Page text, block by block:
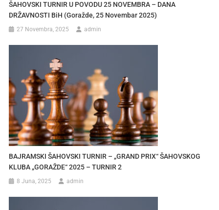
ŠAHOVSKI TURNIR U POVODU 25 NOVEMBRA – DANA
DRŽAVNOSTI BiH (Goražde, 25 Novembar 2025)
27 Novembra, 2025 admin
BAJRAMSKI ŠAHOVSKI TURNIR – „GRAND PRIX“ ŠAHOVSKOG
KLUBA „GORAŽDE“ 2025 – TURNIR 2
8 Juna, 2025 admin